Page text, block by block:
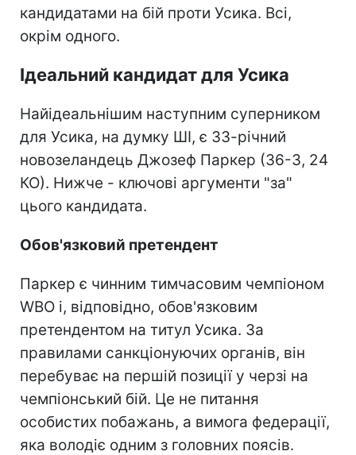
кандидатами на бій проти Усика. Всі,
окрім одного.
Ідеальний кандидат для Усика
Найідеальнішим наступним суперником
для Усика, на думку ШІ, є 33-річний
новозеландець Джозеф Паркер (36-3, 24
КО). Нижче - ключові аргументи "за"
цього кандидата.
Обов'язковий претендент
Паркер є чинним тимчасовим чемпіоном
WBO і, відповідно, обов'язковим
претендентом на титул Усика. За
правилами санкціонуючих органів, він
перебуває на першій позиції у черзі на
чемпіонський бій. Це не питання
особистих побажань, а вимога федерації,
яка володіє одним з головних поясів.